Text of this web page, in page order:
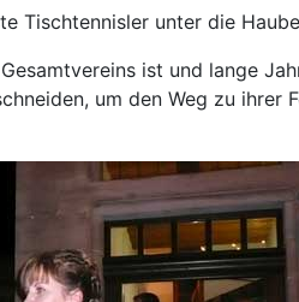
Tischtennisler unter die
ist und lange
um den Weg zu